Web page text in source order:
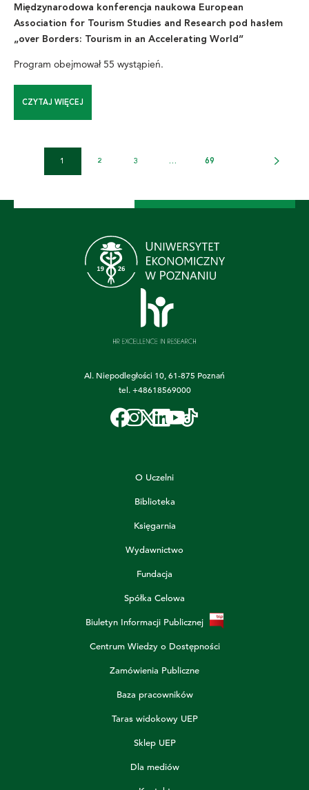
Międzynarodowa konferencja naukowa European
Association for Tourism Studies and Research pod hasłem
„over Borders: Tourism in an Accelerating World”
Program obejmował 55 wystąpień.
CZYTAJ WIĘCEJ
1 2 3 … 69
Al. Niepodległości 10, 61-875 Poznań
tel.+48618569000
O Uczelni
Biblioteka
Księgarnia
Wydawnictwo
Fundacja
Spółka Celowa
Biuletyn Informacji Publicznej
Centrum Wiedzy o Dostępności
Zamówienia Publiczne
Baza pracowników
Taras widokowy UEP
Sklep UEP
Dla mediów